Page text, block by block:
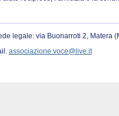
legale: via Buonarroti 2, Matera
associazione.voce@live.it